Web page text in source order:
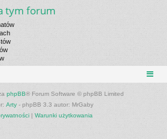
tym forum
phpBB® Forum Software © phpBB Limited
Arty - phpBB 3.3 autor: MrGaby
| Warunki użytkowania